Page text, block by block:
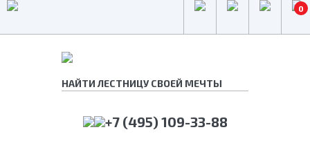
0
+7 (495) 109-33-88